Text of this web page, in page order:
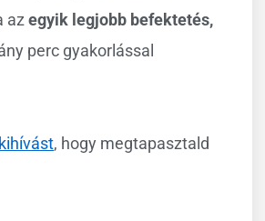
azegyik legjobb befektetés,
perc gyakorlással
, hogy megtapasztald